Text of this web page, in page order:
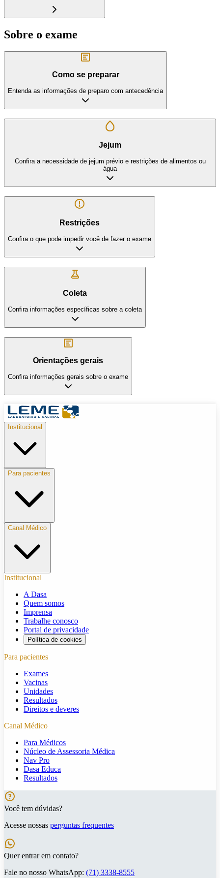
Sobre o exame
Como se preparar
Entenda as informações de preparo com antecedência
Jejum
Confira a necessidade de jejum prévio e restrições de alimentos ou
água
Restrições
Confira o que pode impedir você de fazer o exame
Coleta
Confira informações específicas sobre a coleta
Orientações gerais
Confira informações gerais sobre o exame
Institucional
Para pacientes
Canal Médico
Institucional
A Dasa
Quem somos
Imprensa
Trabalhe conosco
Portal de privacidade
Política de cookies
Para pacientes
Exames
Vacinas
Unidades
Resultados
Direitos e deveres
Canal Médico
Para Médicos
Núcleo de Assessoria Médica
Nav Pro
Dasa Educa
Resultados
Você tem dúvidas?
Acesse nossas perguntas frequentes
Quer entrar em contato?
Fale no nosso WhatsApp: (71) 3338-8555